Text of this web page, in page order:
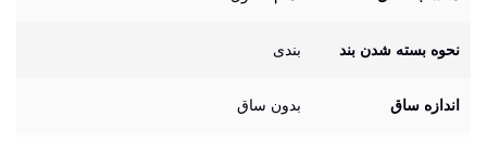
نحوه بسته شدن بند بندی
اندازه ساق بدون ساق